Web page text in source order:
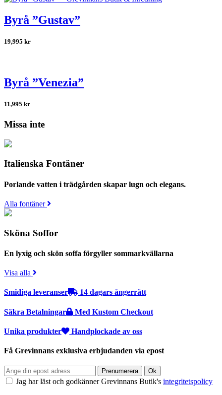
Byrå ”Gustav”
19,995 kr
Byrå ”Venezia”
11,995 kr
Missa inte
Italienska Fontäner
Porlande vatten i trädgården skapar lugn och elegans.
Alla fontäner
Sköna Soffor
En lyxig och skön soffa förgyller sommarkvällarna
Visa alla
Smidiga leveranser 14 dagars ångerrätt
Säkra Betalningar Med Kustom Checkout
Unika produkter Handplockade av oss
Få Grevinnans exklusiva erbjudanden via epost
Jag har läst och godkänner Grevinnans Butik's integritetspolicy